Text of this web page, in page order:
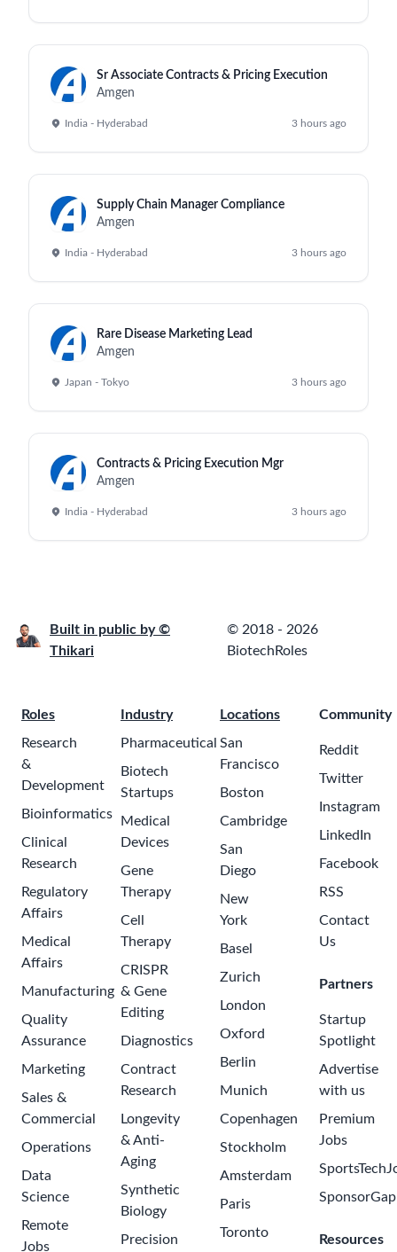
Sr Associate Contracts & Pricing Execution
Amgen
India - Hyderabad 3 hours ago
Supply Chain Manager Compliance
Amgen
India - Hyderabad 3 hours ago
Rare Disease Marketing Lead
Amgen
Japan - Tokyo 3 hours ago
Contracts & Pricing Execution Mgr
Amgen
India - Hyderabad 3 hours ago
Built in public by ©
Thikari
© 2018 - 2026
BiotechRoles
Roles
Research
&
Development
Bioinformatics
Clinical
Research
Regulatory
Affairs
Medical
Affairs
Manufacturing
Quality
Assurance
Marketing
Sales &
Commercial
Operations
Data
Science
Remote
Jobs
Industry
Pharmaceutical
Biotech
Startups
Medical
Devices
Gene
Therapy
Cell
Therapy
CRISPR
& Gene
Editing
Diagnostics
Contract
Research
Longevity
& Anti-
Aging
Synthetic
Biology
Precision
Locations
San
Francisco
Boston
Cambridge
San
Diego
New
York
Basel
Zurich
London
Oxford
Berlin
Munich
Copenhagen
Stockholm
Amsterdam
Paris
Toronto
Community
Reddit
Twitter
Instagram
LinkedIn
Facebook
RSS
Contact
Us
Partners
Startup
Spotlight
Advertise
with us
Premium
Jobs
SponsorGap
Resources